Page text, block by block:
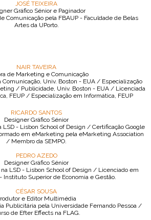
JOSÉ TEIXEIRA
Gráfico Sénior e Paginador
Comunicação pela FBAUP - Faculdade de Belas
Artes da UPorto.
NAIR TAVEIRA
de Marketing e Comunicação
Univ. Boston - EUA / Especialização
/ Publicidade, Univ. Boston - EUA / Licenciada
FEUP / Especialização em Informática, FEUP
RICARDO SANTOS
Designer Gráfico Sénior
LSD - Lisbon School of Design / Certificação Google
em eMarketing pela eMarketing Association
/ Membro da SEMPO.
PEDRO AZEDO
Designer Gráfico Sénior
LSD - Lisbon School of Design / Licenciado em
Instituto Superior de Economia e Gestão.
CÉSAR SOUSA
e Editor Multimédia
Publicitária pela Universidade Fernando Pessoa /
de Efter Effects na FLAG.